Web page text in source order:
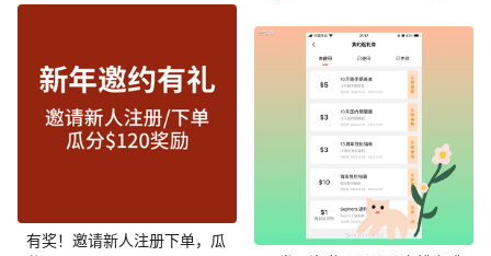
有奖！邀请新人注册下单，瓜